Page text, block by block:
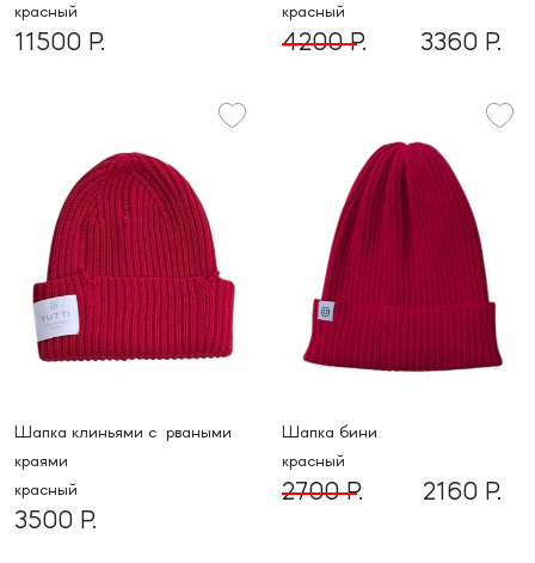
красный
11500 Р.
красный
4200 Р. 3360 Р.
Шапка клиньями c рваными
краями
красный
3500 Р.
шапка бини
красный
2700 Р. 2160 Р.